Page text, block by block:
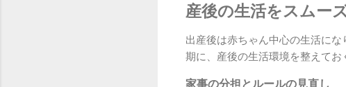
産後の生活をスムー
出産後は赤ちゃん中心の生活に
期に、産後の生活環境を整えてお
家事の分担とルールの見直し